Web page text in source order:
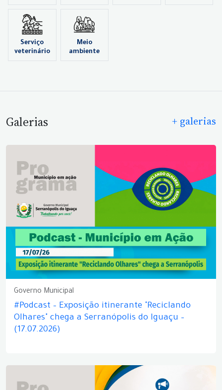
Serviço
veterinário
Meio
ambiente
Galerias + galerias
Governo Municipal
#Podcast – Exposição itinerante "Reciclando
Olhares" chega a Serranópolis do Iguaçu –
(17.07.2026)